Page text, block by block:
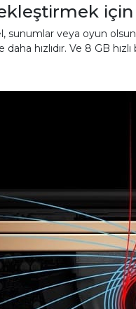
için
sunumlar veya oyun
hızlıdır. Ve 8 GB